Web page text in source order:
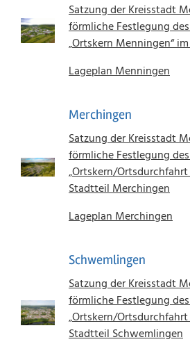
Satzung der Kreisstadt
förmliche Festlegung
„Ortskern Menningen“
Lageplan Menningen
Merchingen
Satzung der Kreisstadt
förmliche Festlegung
„Ortskern/
Stadtteil Merchingen
Lageplan Merchingen
Schwemlingen
Satzung der Kreisstadt
förmliche Festlegung
„Ortskern/
Stadtteil Schwemlingen